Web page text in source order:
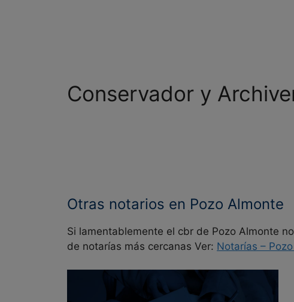
Conservador y
Otras notarios en Pozo Almonte
Si lamentablemente el cbr de Pozo Almonte
de notarías más cercanas Ver: Notarías –